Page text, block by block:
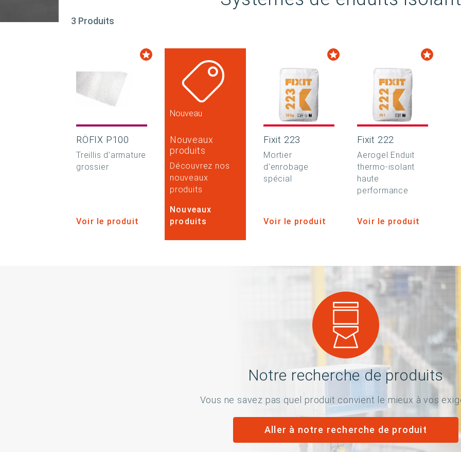
3 Produits
RÖFIX P100
Treillis d’armature
grossier
Voir le produit
Nouveau
Nouveaux
produits
Découvrez nos
nouveaux
produits
Nouveaux
produits
Fixit 223
Mortier
d'enrobage
spécial
Voir le produit
Fixit 222
Aerogel Enduit
thermo-isolant
haute
performance
Voir le produit
Notre recherche de produits
Vous ne savez pas quel produit convient le mieux à vos
Aller à notre recherche de produit